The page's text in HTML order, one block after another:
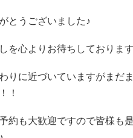
とうございました♪
を心よりお待ちしております
りに近づいていますがまだ
！
約も大歓迎ですので皆様も